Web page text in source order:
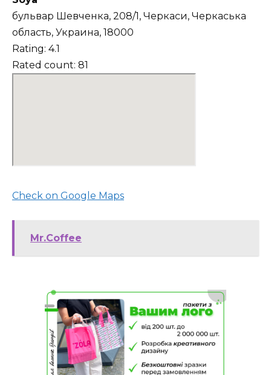
бульвар Шевченка, 208/1, Черкаси, Черкаська
область, Украина, 18000
Rating: 4.1
Rated count: 81
Check on Google Maps
Mr.Coffee